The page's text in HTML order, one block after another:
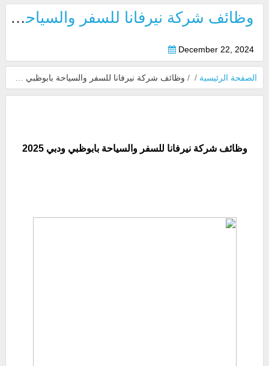
وظائف شركة نيرفانا للسفر والسياحة بابوظبي ودبي 2025
December 22, 2024
الصفحة الرئيسية /
/ وظائف شركة نيرفانا للسفر والسياحة بابوظبي ودبي 2025
وظائف شركة نيرفانا للسفر والسياحة بابوظبي ودبي 2025